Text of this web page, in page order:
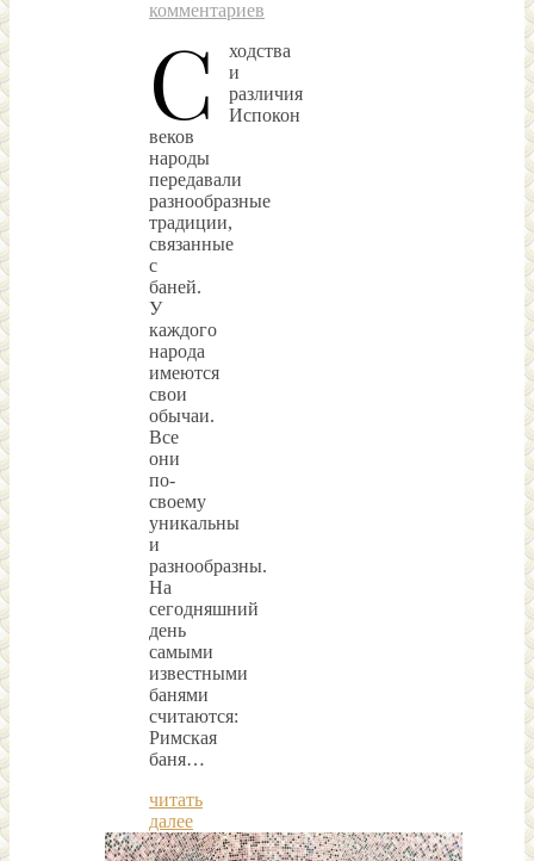
комментариев
С
ходства
и
различия
Испокон
веков
народы
передавали
разнообразные
традиции,
связанные
с
баней.
У
каждого
народа
имеются
свои
обычаи.
Все
они
по-
своему
уникальны
и
разнообразны.
На
сегодняшний
день
самыми
известными
банями
считаются:
Римская
баня…
читать
далее